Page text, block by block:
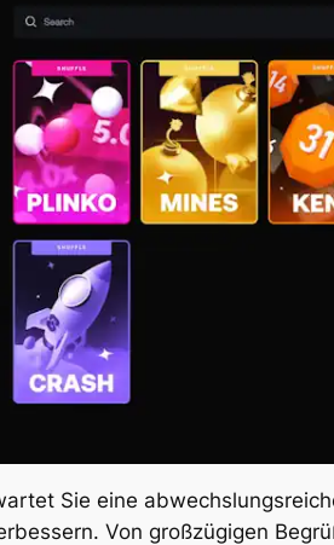
Sie eine
Von großzügigen